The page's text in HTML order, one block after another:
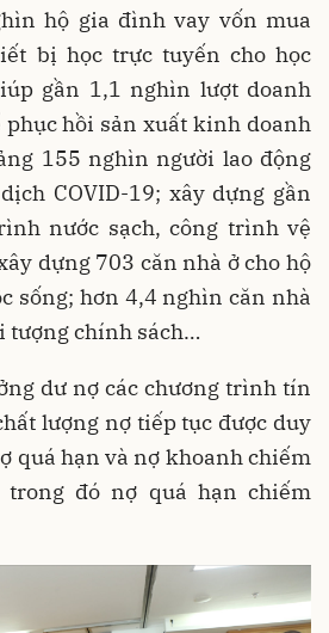
hộ gia đình vay vốn mua
bị học trực tuyến cho học
gần 1,1 nghìn lượt doanh
hồi sản xuất kinh doanh
155 nghìn người lao động
COVID-19; xây dựng gần
nước sạch, công trình vệ
dựng 703 căn nhà ở cho hộ
sống; hơn 4,4 nghìn căn nhà
tượng chính sách…
dư nợ các chương trình tín
lượng nợ tiếp tục được duy
quá hạn và nợ khoanh chiếm
trong đó nợ quá hạn chiếm